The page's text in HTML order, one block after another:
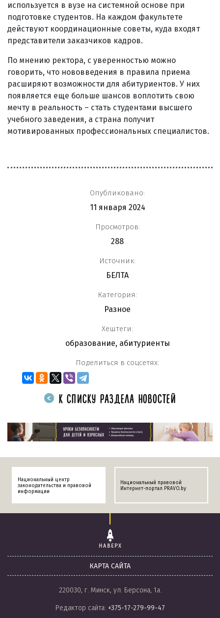
используется в вузе на системной основе при
подготовке студентов. На каждом факультете
действуют координационные советы, куда входят
представители заказчиков кадров.
По мнению ректора, с уверенностью можно
говорить, что нововведения в правила приема
расширяют возможности для абитуриентов. У них
появляется еще больше шансов воплотить свою
мечту в реальность – стать студентами высшего
учебного заведения, а страна получит
мотивированных профессиональных специалистов.
Опубликовано:
11 января 2024
Просмотров:
288
Источник:
БЕЛТА
Категория:
Разное
Хештеги:
образование, абитуриенты
Поделиться в соцсетях:
К СПИСКУ РАЗДЕЛА НОВОСТЕЙ
Национальный центр
законодательства и правовой
информации
Национальный правовой
Интернет-портал PRAVO.by
НАВЕРХ
КАРТА САЙТА
220030, г. Минск, ул. Берсона, 1а.
Редактор сайта: +375-17-279-99-47